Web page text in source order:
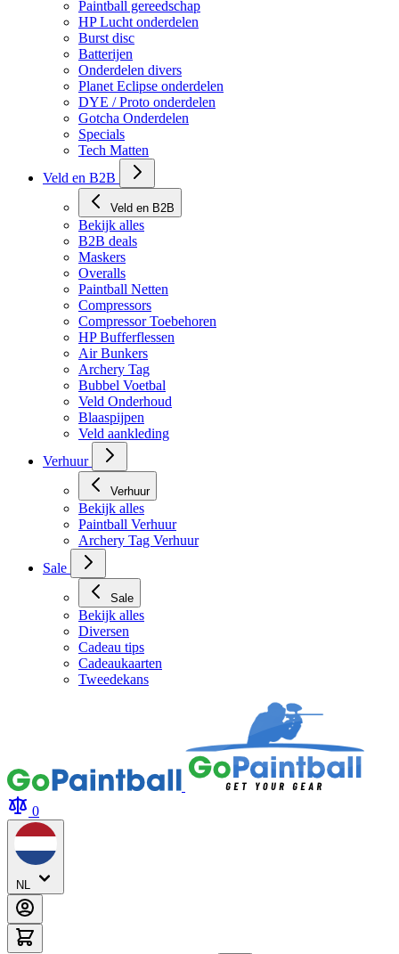
Paintball gereedschap
HP Lucht onderdelen
Burst disc
Batterijen
Onderdelen divers
Planet Eclipse onderdelen
DYE / Proto onderdelen
Gotcha Onderdelen
Specials
Tech Matten
Veld en B2B
Veld en B2B
Bekijk alles
B2B deals
Maskers
Overalls
Paintball Netten
Compressors
Compressor Toebehoren
HP Bufferflessen
Air Bunkers
Archery Tag
Bubbel Voetbal
Veld Onderhoud
Blaaspijpen
Veld aankleding
Verhuur
Verhuur
Bekijk alles
Paintball Verhuur
Archery Tag Verhuur
Sale
Sale
Bekijk alles
Diversen
Cadeau tips
Cadeaukaarten
Tweedekans
0
NL